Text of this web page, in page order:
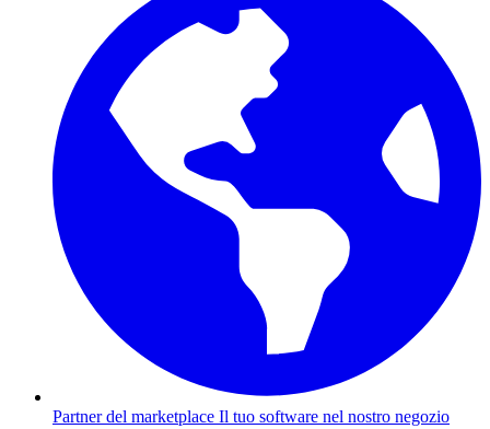
Partner del marketplace Il tuo software nel nostro negozio